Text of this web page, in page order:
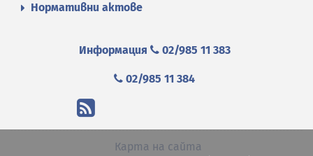
Нормативни актове
Информация 02/985 11 383
02/985 11 384
Карта на сайта